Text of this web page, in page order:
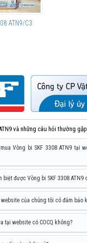
ATN9/C3
và những câu hỏi thường gặp
Vòng bi SKF 3308 ATN9 tại
biệt được Vòng bi SKF 3308 ATN9
của chúng tôi có đảm bảo
tại website có COCQ không?